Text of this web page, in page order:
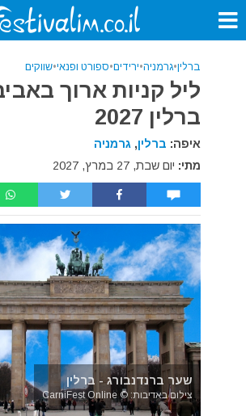
ברלין•גרמניה•ירידים•ספורט ופנאי•שווקים
ליל קניות ארוך
ברלין 2027
איפה: ברלין, גרמניה
מתי: יום שבת, 27 במרץ, 2027
שער ברנדנבורג - ברלין
צילום באדיבות: © CarniFest Online